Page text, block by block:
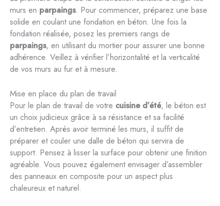
murs en parpaings. Pour commencer, préparez une base
solide en coulant une fondation en béton. Une fois la
fondation réalisée, posez les premiers rangs de
parpaings, en utilisant du mortier pour assurer une bonne
adhérence. Veillez à vérifier l’horizontalité et la verticalité
de vos murs au fur et à mesure.
Mise en place du plan de travail
Pour le plan de travail de votre cuisine d’été, le béton est
un choix judicieux grâce à sa résistance et sa facilité
d’entretien. Après avoir terminé les murs, il suffit de
préparer et couler une dalle de béton qui servira de
support. Pensez à lisser la surface pour obtenir une finition
agréable. Vous pouvez également envisager d’assembler
des panneaux en composite pour un aspect plus
chaleureux et naturel.